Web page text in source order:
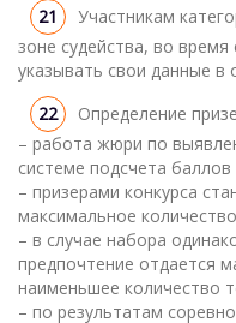
Участникам
зоне судейства, во
указывать свои данные в
Определение
– работа жюри по
системе подсчета
– призерами конкурса
максимальное
– в случае набора
предпочтение отдается
наименьшее количество
– по результатам